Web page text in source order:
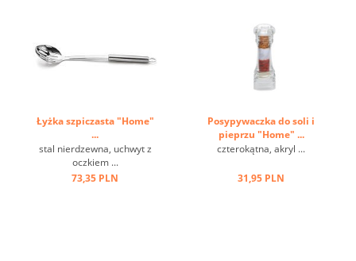
Łyżka szpiczasta "Home"
...
stal nierdzewna, uchwyt z
oczkiem ...
73,35 PLN
Posypywaczka do soli i
pieprzu "Home" ...
czterokątna, akryl ...
31,95 PLN